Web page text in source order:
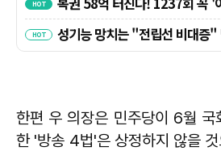
한편 우 의장은 민주당이 6월 국
한 '방송 4법'은 상정하지 않을